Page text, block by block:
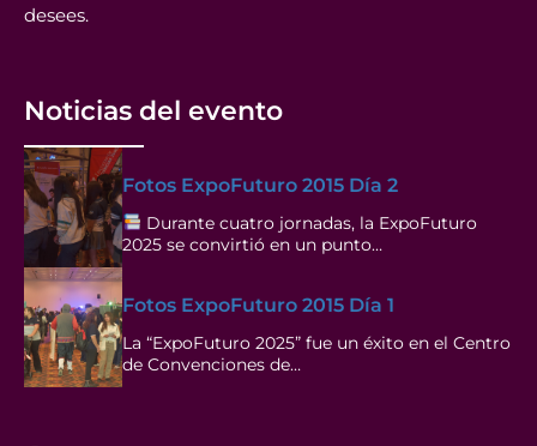
desees.
Noticias del evento
Fotos ExpoFuturo 2015 Día 2
Durante cuatro jornadas, la ExpoFuturo
2025 se convirtió en un punto…
Fotos ExpoFuturo 2015 Día 1
La “ExpoFuturo 2025” fue un éxito en el Centro
de Convenciones de…